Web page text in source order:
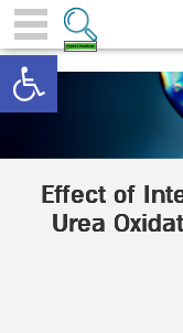
Effect of
Urea